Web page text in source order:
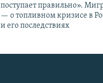
поступает правильно».
— о топливном кризисе в
и его последствиях